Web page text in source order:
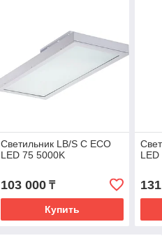
Светильник LB/S C ECO
LED 75 5000K
103 000₸
Купить